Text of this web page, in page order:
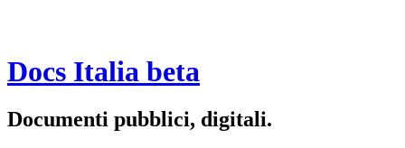
Docs Italia beta
Documenti pubblici, digitali.